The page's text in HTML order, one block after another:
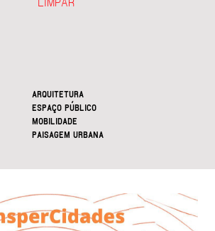
ARQUITETURA
ESPAÇO PÚBLICO
MOBILIDADE
PAISAGEM URBANA